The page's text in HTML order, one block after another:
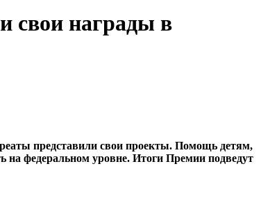
награды в
представили свои проекты. Помощь детям,
на федеральном уровне. Итоги Премии подведут